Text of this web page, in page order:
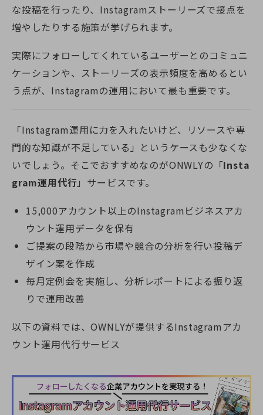
な投稿を行ったり、Instagramストーリーズで接点を
増やしたりする施策が挙げられます。
実際にフォローしてくれているユーザーとのコミュニ
ケーションや、ストーリーズの表示頻度を高めるとい
う点が、Instagramの運用において最も重要です。
「Instagram運用に力を入れたいけど、リソースや専
門的な知識が不足している」というケースも少なくな
いでしょう。そこでおすすめなのがONWLYの「Insta
gram運用代行」サービスです。
15,000アカウント以上のInstagramビジネスアカ
ウント運用データを保有
ご提案の段階から市場や競合の分析を行い投稿デ
ザイン案を作成
毎月定例会を実施し、分析レポートによる振り返
りで運用改善
以下の資料では、OWNLYが提供するInstagramアカ
ウント運用代行サービス